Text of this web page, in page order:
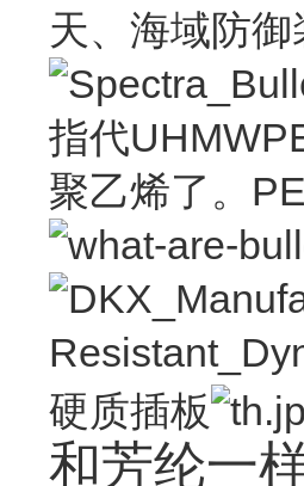
天、海域防
指代
聚乙烯了。
硬质插板
和芳纶一